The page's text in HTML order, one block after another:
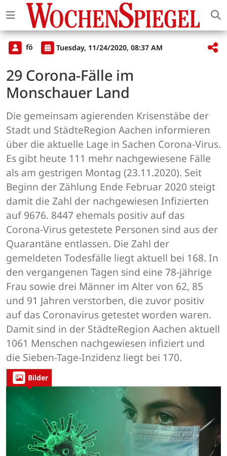
fö Tuesday, 11/24/2020, 08:37 AM
29 Corona-Fälle im
Monschauer Land
Die gemeinsam agierenden Krisenstäbe der
Stadt und StädteRegion Aachen informieren
über die aktuelle Lage in Sachen Corona-Virus.
Es gibt heute 111 mehr nachgewiesene Fälle
als am gestrigen Montag (23.11.2020). Seit
Beginn der Zählung Ende Februar 2020 steigt
damit die Zahl der nachgewiesen Infizierten
auf 9676. 8447 ehemals positiv auf das
Corona-Virus getestete Personen sind aus der
Quarantäne entlassen. Die Zahl der
gemeldeten Todesfälle liegt aktuell bei 168. In
den vergangenen Tagen sind eine 78-jährige
Frau sowie drei Männer im Alter von 62, 85
und 91 Jahren verstorben, die zuvor positiv
auf das Coronavirus getestet worden waren.
Damit sind in der StädteRegion Aachen aktuell
1061 Menschen nachgewiesen infiziert und
die Sieben-Tage-Inzidenz liegt bei 170.
Bilder